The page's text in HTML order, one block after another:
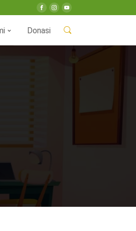
Donasi